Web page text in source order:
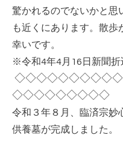
驚かれるのでないかと思
も近くにあります。散
幸いです。
※令和4年4月16日新聞折
◇◇◇◇◇◇◇◇◇
令和３年８月、臨済宗妙
供養墓が完成しました。